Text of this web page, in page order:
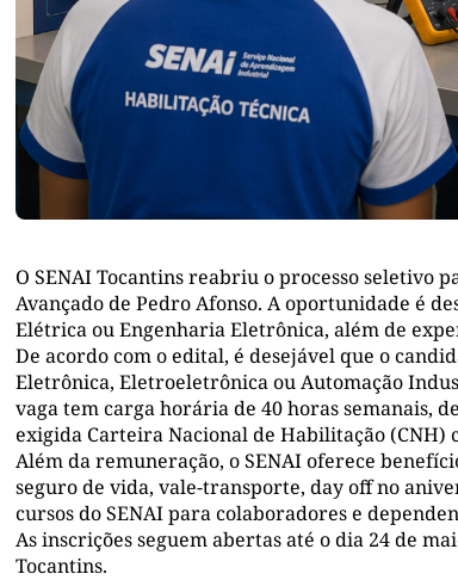
O SENAI Tocantins reabriu o processo seletivo
Avançado de Pedro Afonso. A oportunidade é
Elétrica ou Engenharia Eletrônica, além de
De acordo com o edital, é desejável que o
Eletrônica, Eletroeletrônica ou Automação
vaga tem carga horária de 40 horas semanais,
exigida Carteira Nacional de Habilitação (CNH)
Além da remuneração, o SENAI oferece
seguro de vida, vale-transporte, day off no
cursos do SENAI para colaboradores e
As inscrições seguem abertas até o dia 24 de
Tocantins.